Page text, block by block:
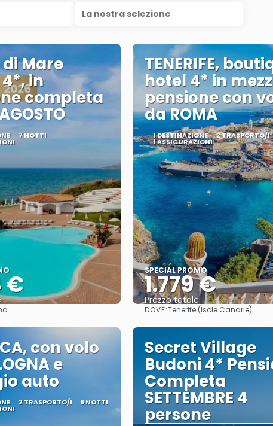
La nostra selezione
Mare
in
completa
7 NOTTI
€
TENERIFE,
hotel 4* in
pensione con
da ROMA
1 DESTINAZIONE 2 TRASPORTO/I
1 ASSICURAZIONI
SPECIAL PROMO
1.779 €
Prezzo totale
Vedere
DOVE:Tenerife (Isole Canarie)
con volo
e
auto
2 TRASPORTO/I 6 NOTTI
Secret Village
Budoni 4*
Completa
SETTEMBRE 4
persone